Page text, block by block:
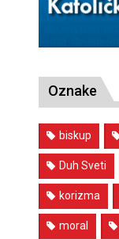
Oznake
biskup
Duh Sveti
korizma
moral